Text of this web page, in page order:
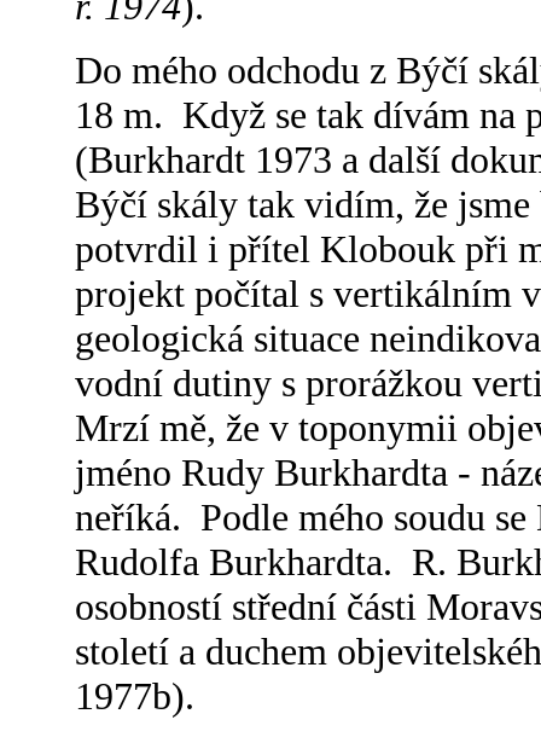
Do mého odchodu z Býčí
18 m. Když se tak dívám na
(Burkhardt 1973 a další
Býčí skály tak vidím, že
potvrdil i přítel Klobouk při
projekt počítal s vertikálním
geologická situace
vodní dutiny s prorážkou
Mrzí mě, že v toponymii
jméno Rudy Burkhardta -
neříká. Podle mého soudu
Rudolfa Burkhardta. R.
osobností střední části
století a duchem
1977b).